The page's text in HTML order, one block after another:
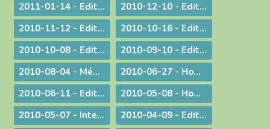
2011-01-14 - Edito : Une nouvelle année
2010-12-10 - Edito : Quel chemin pour l'humanité ?
2010-11-12 - Edito : Les saints n'ont pas disparu !
2010-10-16 - Edito : Le Synode pour le Moyen-Orient devrait tous nous faire réfléchir...
2010-10-08 - Edito : CARITAS IN VERITATE
2010-09-10 - Edito : Au rendez-vous des urgences, la mission est la première invitée
2010-08-04 - Méditation aux vêpres à Ars
2010-06-27 - Homélie pour les ordinations
2010-06-11 - Edito : S.D.F. pour une quin­zaine !
2010-05-08 - Homélie : Journée provinciale pour les vocations
2010-05-07 - Interview : La communion entre Eglises - Retour d'Irlande
2010-04-09 - Edito : "Attirons-le dans un piège"